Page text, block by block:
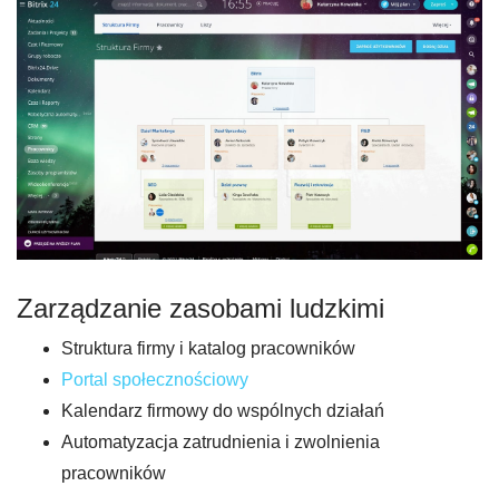
Zarządzanie zasobami ludzkimi
Struktura firmy i katalog pracowników
Portal społecznościowy
Kalendarz firmowy do wspólnych działań
Automatyzacja zatrudnienia i zwolnienia
pracowników